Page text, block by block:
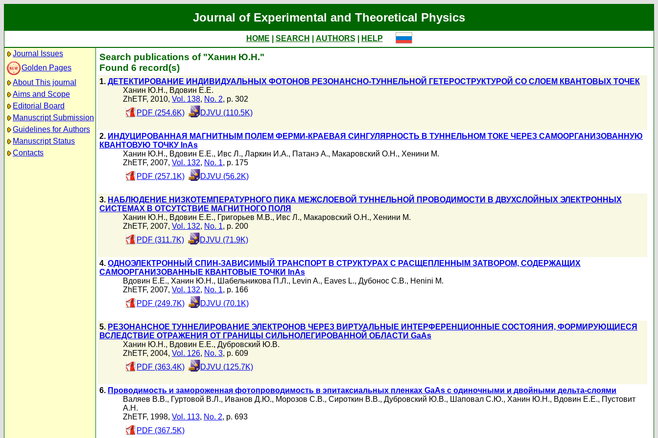
Journal of Experimental and Theoretical Physics
HOME SEARCH AUTHORS
HELP
Journal Issues
Golden Pages
About This journal
Aims and Scope
Editorial Board
Manuscript Submission
Guidelines for Authors
Manuscript Status
Contacts
Search publications of "Ханин Ю.Н."
Found 6 record(s)
1. ДЕТЕКТИРОВАНИЕ ИНДИВИДУАЛЬНЫХ ФОТОНОВ РЕЗОНАНСНО-ТУННЕЛЬНОЙ ГЕТЕРОСТРУКТУРОЙ СО СЛОЕМ КВАНТОВЫХ ТОЧЕК
Ханин Ю.Н., Вдовин Е.Е.
ZhETF, 2010, Vol. 138, No. 2, p. 302
PDF (254.6K)
DJVU (110.5K)
2. ИНДУЦИРОВАННАЯ МАГНИТНЫМ ПОЛЕМ ФЕРМИ-КРАЕВАЯ СИНГУЛЯРНОСТЬ В ТУННЕЛЬНОМ ТОКЕ ЧЕРЕЗ САМООРГАНИЗОВАННУЮ
КВАНТОВУЮ ТОЧКУ InAs
Ханин Ю.Н., Вдовин Е.Е., Ивс Л., Ларкин И.А., Патанэ А., Макаровский О.Н., Хенини М.
ZhETF, 2007, Vol. 132, No. 1, p. 175
PDF (257.1K)
DJVU (56.2K)
3. НАБЛЮДЕНИЕ НИЗКОТЕМПЕРАТУРНОГО ПИКА МЕЖСЛОЕВОЙ ТУННЕЛЬНОЙ ПРОВОДИМОСТИ В ДВУХСЛОЙНЫХ ЭЛЕКТРОННЫХ
СИСТЕМАХ В ОТСУТСТВИЕ МАГНИТНОГО ПОЛЯ
Ханин Ю.Н., Вдовин Е.Е., Григорьев М.В., Ивс Л., Макаровский О.Н., Хенини М.
ZhETF, 2007, Vol. 132, No. 1, p. 200
PDF (311.7K)
DJVU (71.9K)
4. ОДНОЭЛЕКТРОННЫЙ СПИН-ЗАВИСИМЫЙ ТРАНСПОРТ В СТРУКТУРАХ С РАСЩЕПЛЕННЫМ ЗАТВОРОМ, СОДЕРЖАЩИХ
САМООРГАНИЗОВАННЫЕ КВАНТОВЫЕ ТОЧКИ InAs
Вдовин Е.Е., Ханин Ю.Н., Шабельникова П.Л., Levin A., Eaves L., Дубонос С.В., Henini M.
ZhETF, 2007, Vol. 132, No. 1, p. 166
PDF (249.7K)
DJVU (70.1K)
5. РЕЗОНАНСНОЕ ТУННЕЛИРОВАНИЕ ЭЛЕКТРОНОВ ЧЕРЕЗ ВИРТУАЛЬНЫЕ ИНТЕРФЕРЕНЦИОННЫЕ СОСТОЯНИЯ, ФОРМИРУЮЩИЕСЯ
ВСЛЕДСТВИЕ ОТРАЖЕНИЯ ОТ ГРАНИЦЫ СИЛЬНОЛЕГИРОВАННОЙ ОБЛАСТИ GaAs
Ханин Ю.Н., Вдовин Е.Е., Дубровский Ю.В.
ZhETF, 2004, Vol. 126, No. 3, p. 609
PDF (363.4K)
DJVU (125.7K)
6. Проводимость и замороженная фотопроводимость в эпитаксиальных пленках GaAs с одиночными и двойными дельта-слоями
Валяев В.В., Гуртовой В.Л., Иванов Д.Ю., Морозов С.В., Сироткин В.В., Дубровский Ю.В., Шаповал С.Ю., Ханин Ю.Н., Вдовин Е.Е., Пустовит
А.Н.
ZhETF, 1998, Vol. 113, No. 2, p. 693
PDF (367.5K)